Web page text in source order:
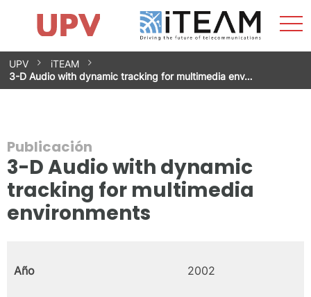
Saltar
contenido
Impacto
Grupos de investigación
Instalaciones
Spin-offs
Contacto
Prácticas
Noticias
Unidad de Igualdad
UPV
iTEAM
3-D Audio with dynamic tracking for multimedia env…
Publicación
3-D Audio with dynamic
tracking for multimedia
environments
Año 2002